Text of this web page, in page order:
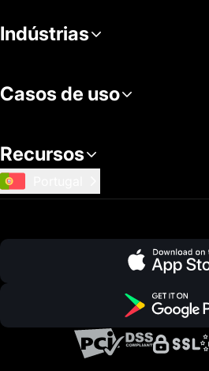
Indústrias
Casos de uso
Recursos